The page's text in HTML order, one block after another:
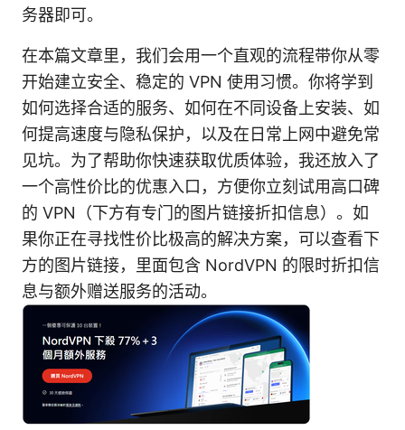
务器即可。
在本篇文章里，我们会用一个直观的流程带你从零
开始建立安全、稳定的 VPN 使用习惯。你将学到
如何选择合适的服务、如何在不同设备上安装、如
何提高速度与隐私保护，以及在日常上网中避免常
见坑。为了帮助你快速获取优质体验，我还放入了
一个高性价比的优惠入口，方便你立刻试用高口碑
的 VPN（下方有专门的图片链接折扣信息）。如
果你正在寻找性价比极高的解决方案，可以查看下
方的图片链接，里面包含 NordVPN 的限时折扣信
息与额外赠送服务的活动。